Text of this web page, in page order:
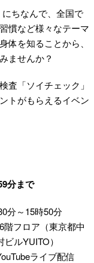
ちなんで、全国で
慣など様々なテーマ
体を知ることから、
ませんか？
査「ソイチェック」
トがもらえるイベン
分まで
分～15時50分
フロア（東京都中
ルYUITO）
ライブ配信